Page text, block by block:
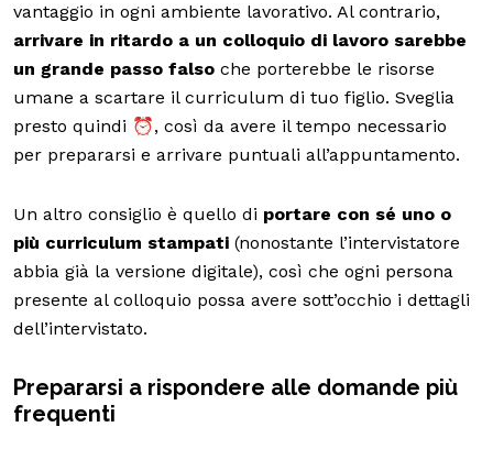
vantaggio in ogni ambiente lavorativo. Al contrario,
arrivare in ritardo a un colloquio di lavoro sarebbe
un grande passo falso che porterebbe le risorse
umane a scartare il curriculum di tuo figlio. Sveglia
presto quindi ⏰, così da avere il tempo necessario
per prepararsi e arrivare puntuali all’appuntamento.
Un altro consiglio è quello di portare con sé uno o
più curriculum stampati (nonostante l’intervistatore
abbia già la versione digitale), così che ogni persona
presente al colloquio possa avere sott’occhio i dettagli
dell’intervistato.
Prepararsi a rispondere alle domande più
frequenti